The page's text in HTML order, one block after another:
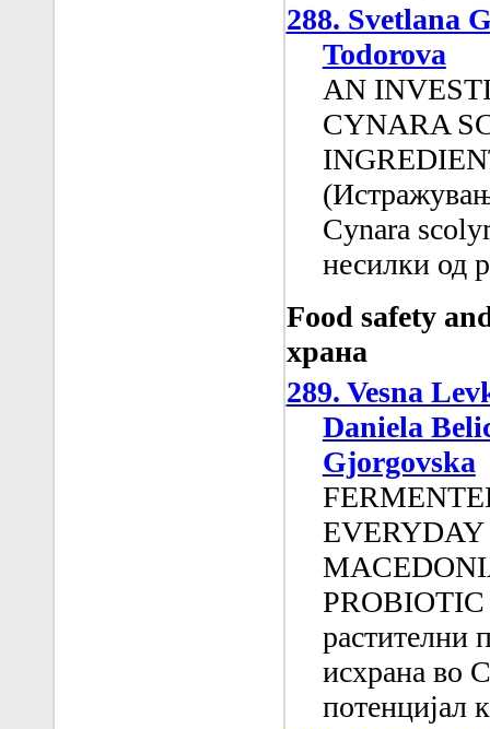
288. Svetlana
Todorova
AN
CYNARA
Cynara
несилки од
Food safety
храна
289. Vesna
Daniela
Gjorgovska
растителни
исхрана во
потенцијал